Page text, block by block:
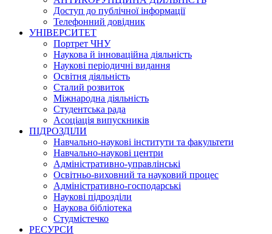
Доступ до публічної інформації
Телефонний довідник
УНІВЕРСИТЕТ
Портрет ЧНУ
Наукова й інноваційна діяльність
Наукові періодичні видання
Освітня діяльність
Сталий розвиток
Міжнародна діяльність
Студентська рада
Асоціація випускників
ПІДРОЗДІЛИ
Навчально-наукові інститути та факультети
Навчально-наукові центри
Адміністративно-управлінські
Освітньо-виховний та науковий процес
Адміністративно-господарські
Наукові підрозділи
Наукова бібліотека
Студмістечко
РЕСУРСИ